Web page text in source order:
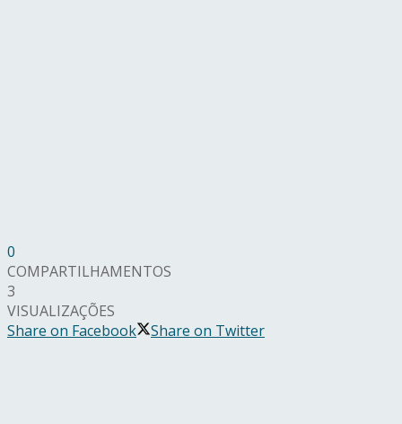
0
COMPARTILHAMENTOS
3
VISUALIZAÇÕES
Share on Facebook
Share on Twitter